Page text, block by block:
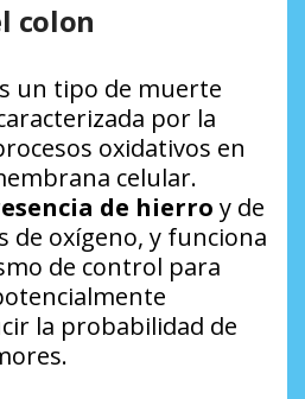
colon
un tipo de muerte
por la
oxidativos en
celular.
de hierro y de
de oxígeno, y funciona
de control para
la probabilidad de